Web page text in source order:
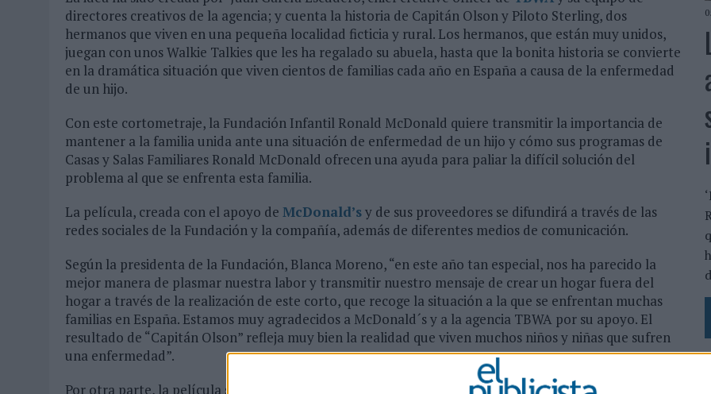
directores creativos de la agencia; y cuenta la historia de Capitán Olson y Piloto Sterling, dos
hermanos que viven en una pequeña localidad ficticia y rural. Los hermanos, que están muy unidos,
juegan con unos Walkie Talkies que les ha regalado su abuela, hasta que la bonita historia se convierte
en la dramática situación que viven cientos de familias cada año en España a causa de la enfermedad
de un hijo.
Con este cortometraje, la Fundación Infantil Ronald McDonald quiere transmitir la importancia de
mantener a la familia unida ante una situación de enfermedad de un hijo y cómo sus programas de
Casas y Salas Familiares Ronald McDonald ofrecen una ayuda para paliar la difícil solución del
problema al que se enfrenta esta familia.
La película, creada con el apoyo de McDonald’sy de sus proveedores se difundirá a través de las
redes sociales de la Fundación y la compañía, además de diferentes medios de comunicación.
Según la presidenta de la Fundación, Blanca Moreno, “en este año tan especial, nos ha parecido la
mejor manera de plasmar nuestra labor y transmitir nuestro mensaje de crear un hogar fuera del
hogar a través de la realización de este corto, que recoge la situación a la que se enfrentan muchas
familias en España. Estamos muy agradecidos a McDonald´s y a la agencia TBWA por su apoyo. El
resultado de “Capitán Olson” refleja muy bien la realidad que viven muchos niños y niñas que sufren
una enfermedad”.
Por otra parte, la película sirve como antesala de la gran campaña anual de McDonald’s para